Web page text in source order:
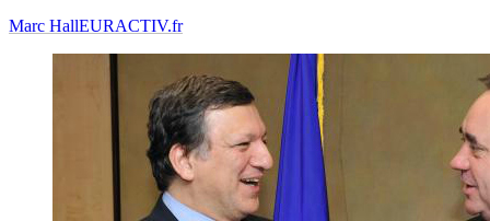
Marc HallEURACTIV.fr